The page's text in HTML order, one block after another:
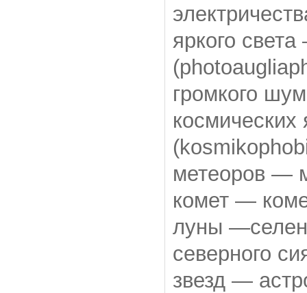
яркого
громкого
метеоров —
комет —
луны
северного
звезд —